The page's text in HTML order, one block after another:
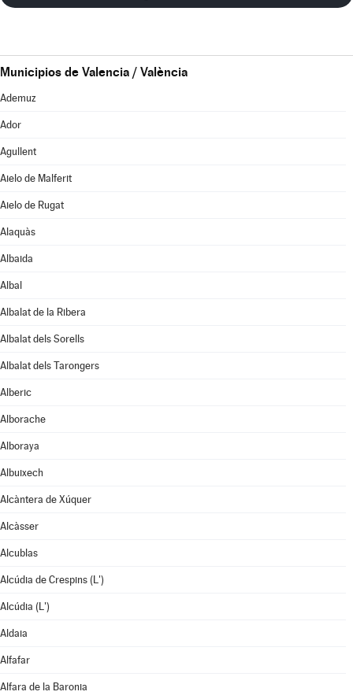
Municipios de Valencia / València
Ademuz
Ador
Agullent
Aielo de Malferit
Aielo de Rugat
Alaquàs
Albaida
Albal
Albalat de la Ribera
Albalat dels Sorells
Albalat dels Tarongers
Alberic
Alborache
Alboraya
Albuixech
Alcàntera de Xúquer
Alcàsser
Alcublas
Alcúdia de Crespins (L')
Alcúdia (L')
Aldaia
Alfafar
Alfara de la Baronia